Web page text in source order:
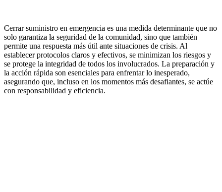
Cerrar suministro en emergencia es una medida determinante que no
solo garantiza la seguridad de la comunidad, sino que también
permite una respuesta más útil ante situaciones de crisis. Al
establecer protocolos claros y efectivos, se minimizan los riesgos y
se protege la integridad de todos los involucrados. La preparación y
la acción rápida son esenciales para enfrentar lo inesperado,
asegurando que, incluso en los momentos más desafiantes, se actúe
con responsabilidad y eficiencia.